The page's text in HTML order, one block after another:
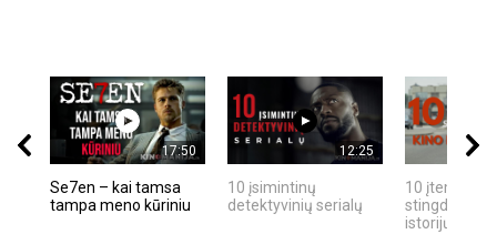
17:50
Se7en – kai tamsa
tampa meno kūriniu
12:25
10 įsimintinų
detektyvinių serialų
10 įtemptų,
stingdančių
istorijų